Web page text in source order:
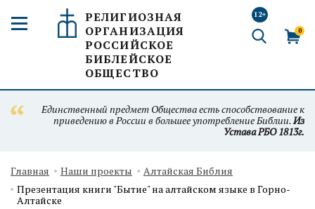
РЕЛИГИОЗНАЯ
ОРГАНИЗАЦИЯ
РОССИЙСКОЕ
БИБЛЕЙСКОЕ
ОБЩЕСТВО
12+
0
Единственный предмет Общества есть способствование к
приведению в России в большее употребление Библии.Из
Устава РБО 1813г.
Главная Наши проекты
Алтайская Библия
Презентация книги "Бытие" на алтайском языке в Горно-
Алтайске